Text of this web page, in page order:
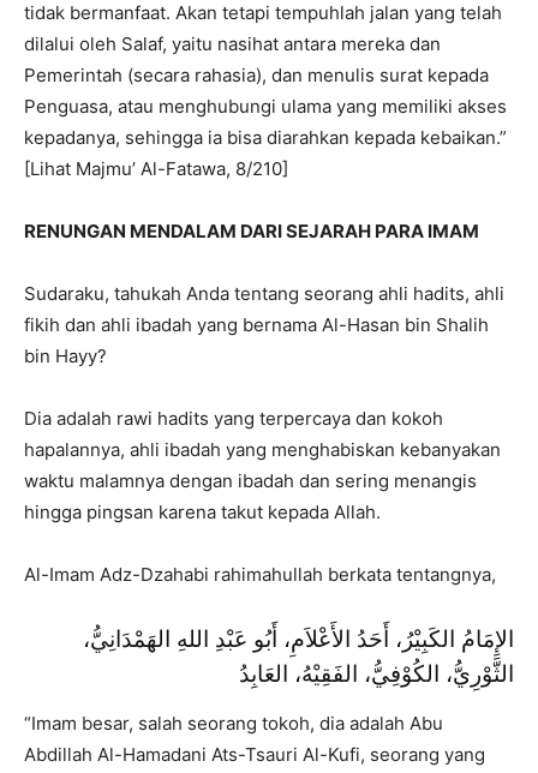
tidak bermanfaat. Akan tetapi tempuhlah jalan yang telah
dilalui oleh Salaf, yaitu nasihat antara mereka dan
Pemerintah (secara rahasia), dan menulis surat kepada
Penguasa, atau menghubungi ulama yang memiliki akses
kepadanya, sehingga ia bisa diarahkan kepada kebaikan.”
[Lihat Majmu’ Al-Fatawa, 8/210]
RENUNGAN MENDALAM DARI SEJARAH PARA IMAM
Sudaraku, tahukah Anda tentang seorang ahli hadits, ahli
fikih dan ahli ibadah yang bernama Al-Hasan bin Shalih
bin Hayy?
Dia adalah rawi hadits yang terpercaya dan kokoh
hapalannya, ahli ibadah yang menghabiskan kebanyakan
waktu malamnya dengan ibadah dan sering menangis
hingga pingsan karena takut kepada Allah.
Al-Imam Adz-Dzahabi rahimahullah berkata tentangnya,
الإِمَامُ الكَبِيْرُ، أَحَدُ الأَعْلاَمِ، أَبُو عَبْدِ اللهِ الهَمْدَانِيُّ،
الثَّوْرِيُّ، الكُوْفِيُّ، الفَقِيْهُ، العَابِدُ
“Imam besar, salah seorang tokoh, dia adalah Abu
Abdillah Al-Hamadani Ats-Tsauri Al-Kufi, seorang yang